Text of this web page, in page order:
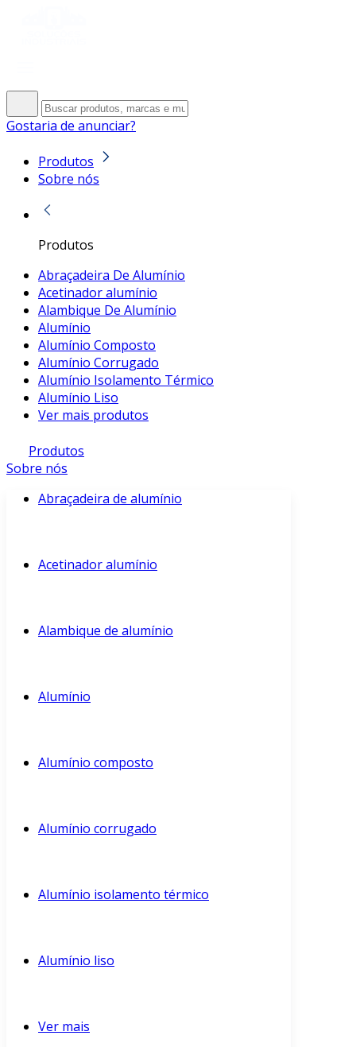
Gostaria de anunciar?
Produtos
Sobre nós
Produtos
Abraçadeira De Alumínio
Acetinador alumínio
Alambique De Alumínio
Alumínio
Alumínio Composto
Alumínio Corrugado
Alumínio Isolamento Térmico
Alumínio Liso
Ver mais produtos
Produtos
Sobre nós
Abraçadeira de alumínio
Acetinador alumínio
Alambique de alumínio
Alumínio
Alumínio composto
Alumínio corrugado
Alumínio isolamento térmico
Alumínio liso
Ver mais